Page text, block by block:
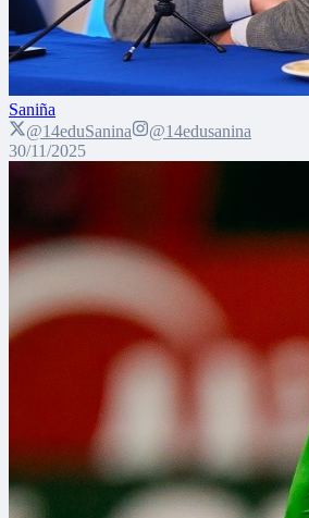
Saniña
@14eduSanina
@14edusanina
30/11/2025